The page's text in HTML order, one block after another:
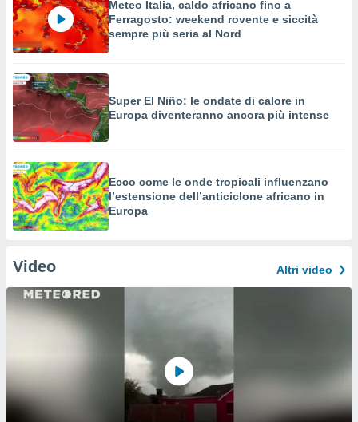
Meteo Italia, caldo africano fino a
Ferragosto: weekend rovente e siccità
sempre più seria al Nord
Super El Niño: le ondate di calore in
Europa diventeranno ancora più intense
Ecco come le onde tropicali influenzano
l’estensione dell’anticiclone africano in
Europa
Video Altri video